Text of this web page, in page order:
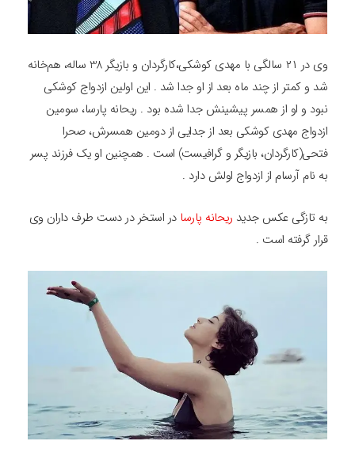
وی در ۲۱ سالگی با مهدی کوشکی، کارگردان و بازیگر 38 ساله،
هم‌خانه
شد و کمتر از چند ماه بعد از او جدا شد . این اولین ازدواج کوشکی
نبود و او از همسر پیشینش جدا شده بود . ریحانه پارسا، سومین
ازدواج مهدی کوشکی بعد از جدایی از دومین همسرش، صحرا
فتحی(کارگردان، بازیگر و گرافیست) است . همچنین او یک فرزند پسر
به نام آرسام از ازدواج اولش دارد .
به تازگی عکس جدید ریحانه پارسا در استخر در دست طرف داران وی
قرار گرفته است .